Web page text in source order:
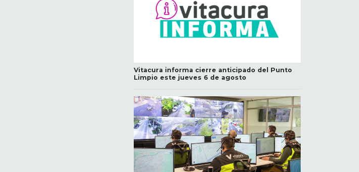
Vitacura informa cierre anticipado del Punto
Limpio este jueves 6 de agosto